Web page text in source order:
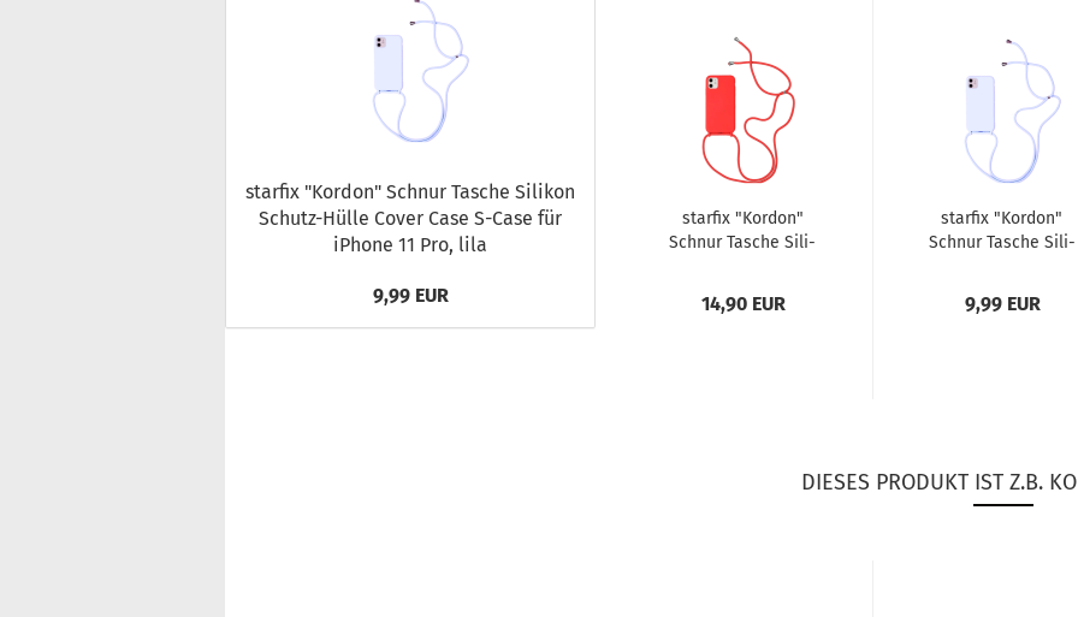
star­fix "Kor­don"
Schnur Ta­sche Si­li­
14,90 EUR
star­fix "Kor­don"
Schnur Ta­sche Si­li­
9,99 EUR
DIESES PRODUKT IST Z.B.
star­fix "Kor­don" Schnur Ta­sche Si­li­kon
Schutz-​Hülle Cover Case S-​Case für
iPho­ne 11 Pro, lila
9,99 EUR